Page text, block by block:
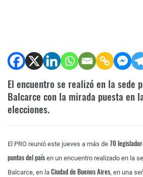
El encuentro se realizó en la sede
Balcarce con la mirada puesta en
elecciones.
El PRO reunió este jueves a más de 70
puntos del país en un encuentro realizado en la
Balcarce, en la Ciudad de Buenos Aires, en una